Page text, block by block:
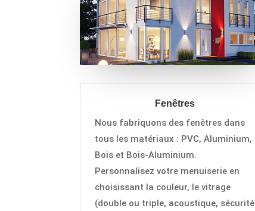
Fenêtres
Nous fabriquons des fenêtres dans
tous les matériaux : PVC,Aluminium,
Bois et Bois-Aluminium.
Personnalisez votre menuiserie en
choisissant la couleur, le vitrage
(double ou triple, acoustique, sécurité